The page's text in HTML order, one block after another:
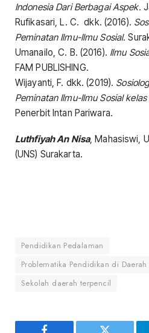
Indonesia Dari Berbagai Aspek.
Rufikasari, L. C. dkk. (2016).
Peminatan Ilmu-Ilmu Sosial.
Umanailo, C. B. (2016). Ilmu
FAM PUBLISHING.
Wijayanti, F. dkk. (2019).
Peminatan Ilmu-Ilmu Sosial kelas
Penerbit Intan Pariwara.
Luthfiyah An Nisa, Mahasiswi,
(UNS) Surakarta.
Pendidikan Pedalaman
Problematika Pendidikan di
Sekolah daerah terpencil